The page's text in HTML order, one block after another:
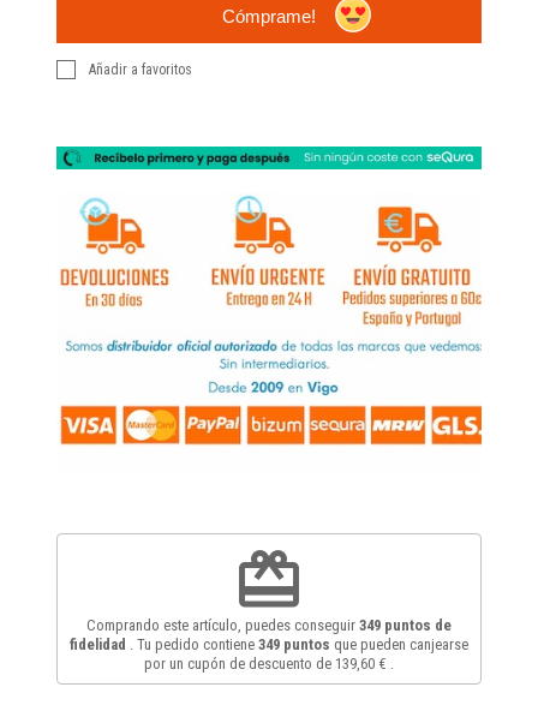
Cómprame!
Añadir a favoritos
redeem
Comprando este artículo, puedes conseguir 349 puntos de
fidelidad
. Tu pedido contiene 349 puntos que pueden canjearse
por un cupón de descuento de 139,60 €